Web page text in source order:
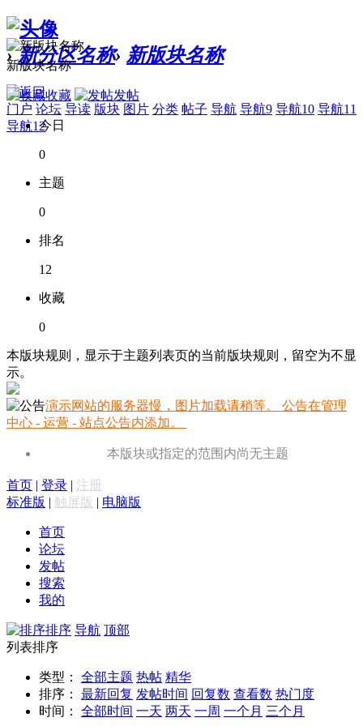
› 新分区名称› 新版块名称
门户 论坛 导读 版块 图片 分类 帖子 导航 导航9 导航10 导航11
导航12
新版块名称
收藏 发帖
今日
0
主题
0
排名
12
收藏
0
本版块规则，显示于主题列表页的当前版块规则，留空为不显
示。
演示网站的服务器慢，图片加载请稍等。 公告在管理
中心 - 运营 - 站点公告内添加。
本版块或指定的范围内尚无主题
首页 | 登录 | 注册
标准版 | 触屏版 | 电脑版
首页
论坛
发帖
搜索
我的
排序 导航 顶部
列表排序
类型： 全部主题 热帖 精华
排序：
最新回复 发帖时间 回复数 查看数 热门度
时间：
全部时间 一天 两天 一周 一个月 三个月